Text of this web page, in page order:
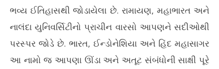
ભવ્ય ઈતિહાસથી જોડાયેલા છે. રામાયણ, મહાભારત અને
નાલંદા યુનિવર્સિટીનો પ્રાચીન વારસો આપણને સદીઓથી
પરસ્પર જોડે છે. ભારત, ઈન્ડોનેશિયા અને હિંદ મહાસાગર
આ નામો જ આપણા ઊંડા અને અતૂટ સંબંધોની સાક્ષી પૂરે